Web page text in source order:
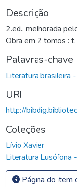
Descrição
2.ed., melhorada
Obra em 2 tomos :
Palavras-chave
Literatura brasileira
URI
http://
Coleções
Lívio Xavier
Literatura Lusófona
Página do item